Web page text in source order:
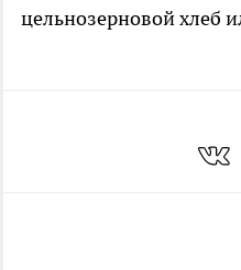
цельнозерновой хлеб